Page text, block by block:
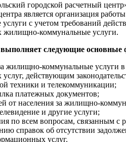
городской расчетный
является организация
с учетом требований
жилищно-коммунальные услуги.
следующие основные
жилищно-коммунальные услуги
действующим
техники и телекоммуникации;
платежных документов;
от населения за жилищно-
и другие услуги;
по всем вопросам, связанным
справок об отсутствии
услуг.